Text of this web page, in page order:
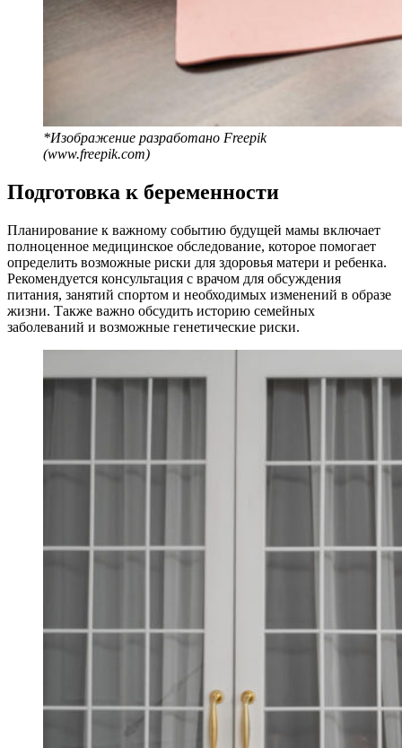
*Изображение разработано Freepik
(www.freepik.com)
Подготовка к беременности
Планирование к важному событию будущей мамы включает
полноценное медицинское обследование, которое помогает
определить возможные риски для здоровья матери и ребенка.
Рекомендуется консультация с врачом для обсуждения
питания, занятий спортом и необходимых изменений в образе
жизни. Также важно обсудить историю семейных
заболеваний и возможные генетические риски.